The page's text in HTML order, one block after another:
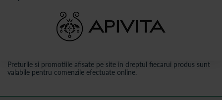
Preturile si promotiile afisate pe site in dreptul fiecarui produs sunt
valabile pentru comenzile efectuate online.